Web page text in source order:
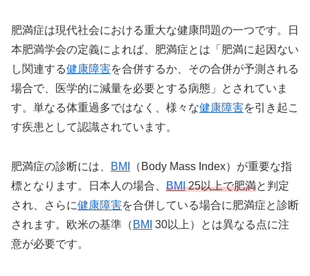
肥満症は現代社会における重大な健康問題の一つです。日
本肥満学会の定義によれば、肥満症とは「肥満に起因ない
し関連する健康障害を合併するか、その合併が予測される
場合で、医学的に減量を必要とする病態」とされていま
す。単なる体重過多ではなく、様々な健康障害を引き起こ
す疾患として認識されています。
肥満症の診断には、 BMI
（Body Mass Index）が重要な指
標となります。日本人の場合、 BMI25以上で肥満と判定
され、さらに健康障害を合併している場合に肥満症と診断
されます。欧米の基準（ BMI 30以上）とは異なる点に注
意が必要です。